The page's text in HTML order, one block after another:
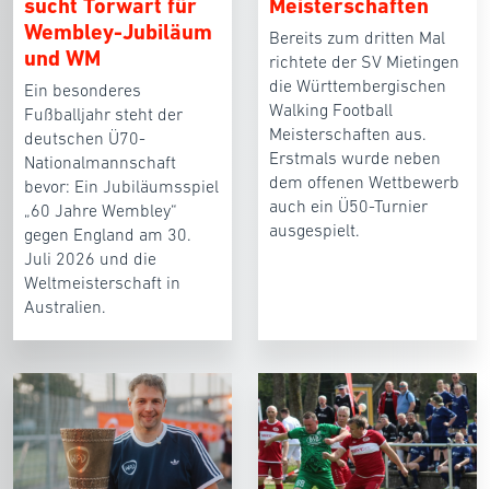
sucht Torwart für
Wembley-Jubiläum
und WM
Ein besonderes
Fußballjahr steht der
deutschen Ü70-
Nationalmannschaft
bevor: Ein Jubiläumsspiel
„60 Jahre Wembley“
gegen England am 30.
Juli 2026 und die
Weltmeisterschaft in
Australien.
Meisterschaften
Bereits zum dritten Mal
richtete der SV Mietingen
die Württembergischen
Walking Football
Meisterschaften aus.
Erstmals wurde neben
dem offenen Wettbewerb
auch ein Ü50-Turnier
ausgespielt.